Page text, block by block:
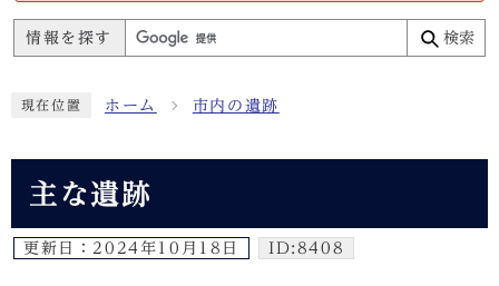
情報を探す 検索
現在位置 ホーム 市内の遺跡
主な遺跡
更新日： 2024年10月18日 ID:8408